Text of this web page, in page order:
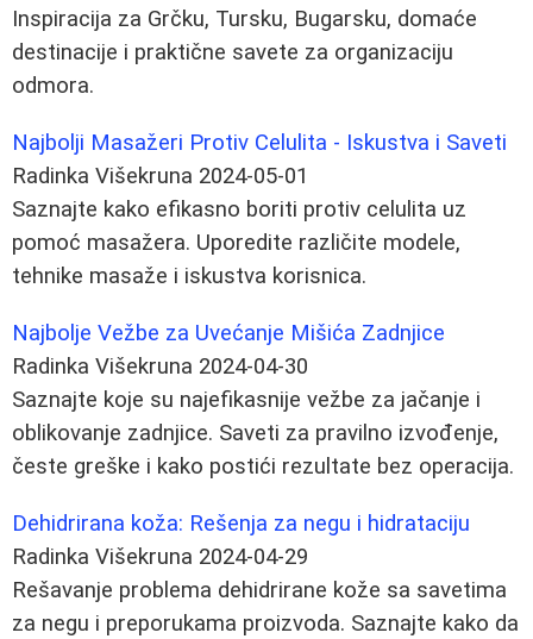
Inspiracija za Grčku, Tursku, Bugarsku, domaće
destinacije i praktične savete za organizaciju
odmora.
Najbolji Masažeri Protiv Celulita - Iskustva i Saveti
Radinka Višekruna 2024-05-01
Saznajte kako efikasno boriti protiv celulita uz
pomoć masažera. Uporedite različite modele,
tehnike masaže i iskustva korisnica.
Najbolje Vežbe za Uvećanje Mišića Zadnjice
Radinka Višekruna 2024-04-30
Saznajte koje su najefikasnije vežbe za jačanje i
oblikovanje zadnjice. Saveti za pravilno izvođenje,
česte greške i kako postići rezultate bez operacija.
Dehidrirana koža: Rešenja za negu i hidrataciju
Radinka Višekruna 2024-04-29
Rešavanje problema dehidrirane kože sa savetima
za negu i preporukama proizvoda. Saznajte kako da